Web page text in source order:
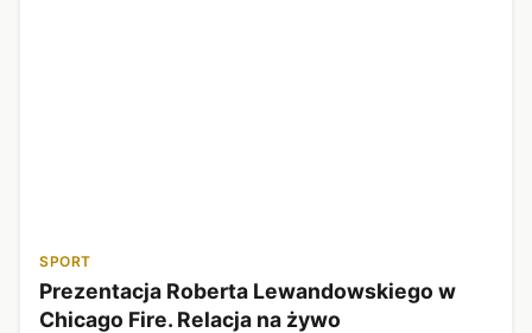
SPORT
Prezentacja Roberta Lewandowskiego w
Chicago Fire. Relacja na żywo